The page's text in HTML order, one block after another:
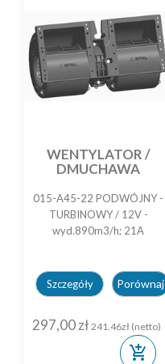
WENTYLATOR /
DMUCHAWA
015-A45-22 PODWÓJNY -
TURBINOWY / 12V -
wyd.890m3/h; 21A
Szczegóły Porównaj
297,00 zł 241.46zł (netto)
add_shopping_cart